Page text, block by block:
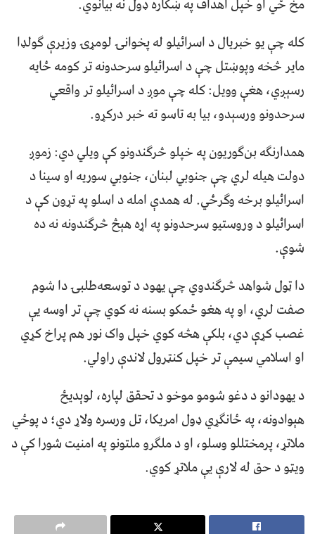
کله چې يو خبريال د اسرائيلو له پخوانۍ لومړۍ وزيرې ګولډا
ماير څخه وپوښتل چې د اسرائيلو سرحدونه تر کومه ځايه
رسېږي، هغې وويل: کله چې موږ د اسرائيلو تر واقعي
سرحدونو ورسېدو، بيا به تاسو ته خبر درکړو.
همدارنګه بن‌ګوريون په خپلو څرګندونو کې ويلي دي: زموږ
دولت هيله لري چې جنوبي لبنان، جنوبي سوريه او سينا د
اسرائيلو برخه وګرځي. له همدې امله د اسلو په تړون کې د
اسرائيلو د وروستيو سرحدونو په اړه هېڅ څرګندونه نه ده
شوې.
دا ټول شواهد څرګندوي چې يهود د توسعه‌طلبۍ دا شوم
صفت لري، او په هغو ځمکو بسنه نه کوي چې تر اوسه يې
غصب کړې دي، بلکې هڅه کوي خپل واک نور هم پراخ کړي
او اسلامي سيمې تر خپل کنټرول لاندې راولي.
د يهودانو د دغو شومو موخو د تحقق لپاره، لوېديځ
هېوادونه، په ځانګړي ډول امريکا، تل ورسره ولاړ دي؛ د پوځي
ملاتړ، پرمختللو وسلو، او د ملګرو ملتونو په امنيت شورا کې د
ويټو د حق له لارې يې ملاتړ کوي.